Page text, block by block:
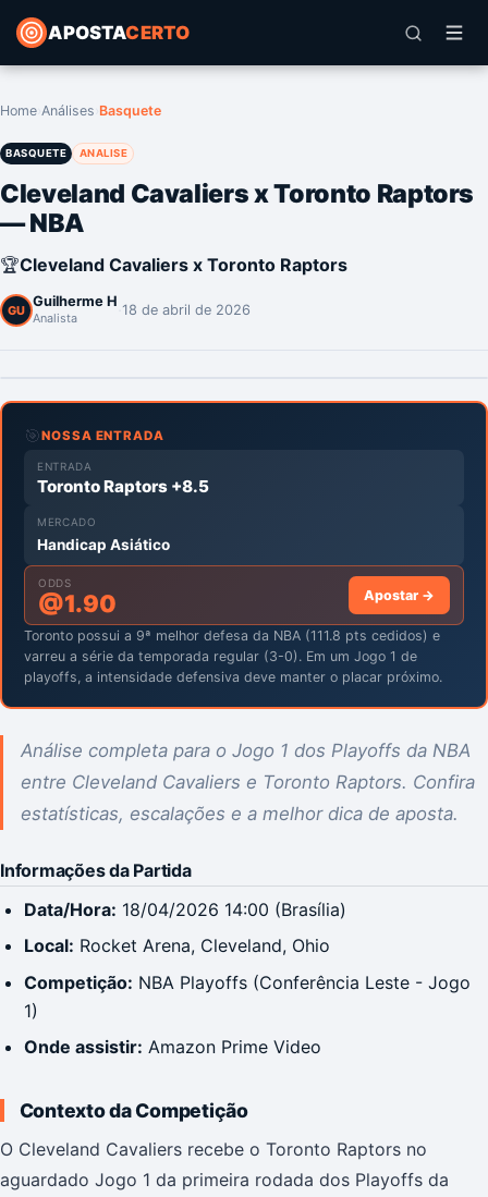
APOSTACERTO
Home Análises Basquete
BASQUETE ANALISE
Cleveland Cavaliers x Toronto Raptors
— NBA
🏆Cleveland Cavaliers x Toronto Raptors
GU
Guilherme H
Analista 18 de abril de 2026
🎯NOSSA ENTRADA
ENTRADA
Toronto Raptors +8.5
MERCADO
Handicap Asiático
ODDS
@1.90 Apostar →
Toronto possui a 9ª melhor defesa da NBA (111.8 pts cedidos) e
varreu a série da temporada regular (3-0). Em um Jogo 1 de
playoffs, a intensidade defensiva deve manter o placar próximo.
Análise completa para o Jogo 1 dos Playoffs da NBA
entre Cleveland Cavaliers e Toronto Raptors. Confira
estatísticas, escalações e a melhor dica de aposta.
Informações da Partida
Data/Hora: 18/04/2026 14:00 (Brasília)
Local: Rocket Arena, Cleveland, Ohio
Competição: NBA Playoffs (Conferência Leste - Jogo
1)
Onde assistir: Amazon Prime Video
Contexto da Competição
O Cleveland Cavaliers recebe o Toronto Raptors no
aguardado Jogo 1 da primeira rodada dos Playoffs da